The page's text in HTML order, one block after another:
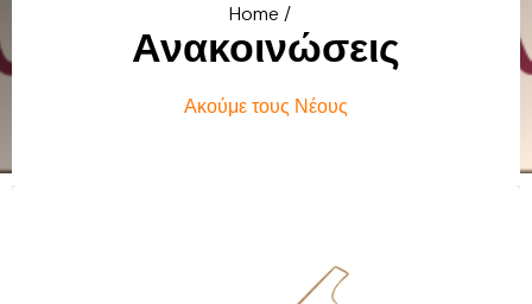
Home /
Ανακοινώσεις
Ακούμε τους Νέους